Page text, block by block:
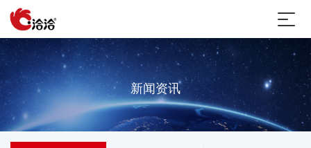
新闻资讯